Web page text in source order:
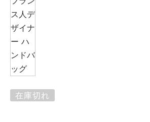
在庫切れ